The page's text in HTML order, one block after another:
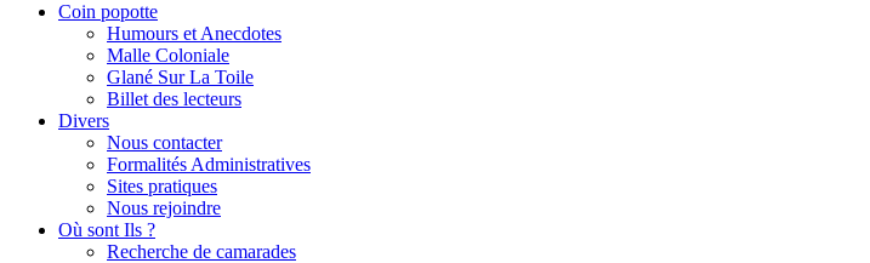
Coin popotte
Humours et Anecdotes
Malle Coloniale
Glané Sur La Toile
Billet des lecteurs
Divers
Nous contacter
Formalités Administratives
Sites pratiques
Nous rejoindre
Où sont Ils ?
Recherche de camarades